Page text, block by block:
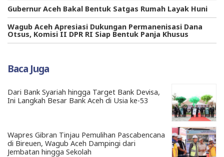
Gubernur Aceh Bakal Bentuk Satgas Rumah Layak Huni
Wagub Aceh Apresiasi Dukungan Permanenisasi Dana
Otsus, Komisi II DPR RI Siap Bentuk Panja Khusus
Baca Juga
Dari Bank Syariah hingga Target Bank Devisa,
Ini Langkah Besar Bank Aceh di Usia ke-53
Wapres Gibran Tinjau Pemulihan Pascabencana
di Bireuen, Wagub Aceh Dampingi dari
Jembatan hingga Sekolah